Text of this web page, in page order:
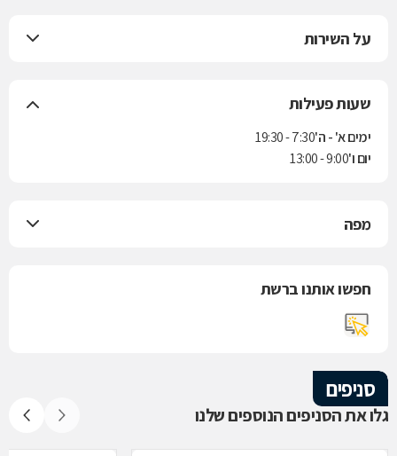
על השירות
שעות פעילות
ימים א' - ה'7:30 - 19:30
יום ו'9:00 - 13:00
מפה
חפשו אותנו ברשת
סניפים
גלו את הסניפים הנוספים שלנו